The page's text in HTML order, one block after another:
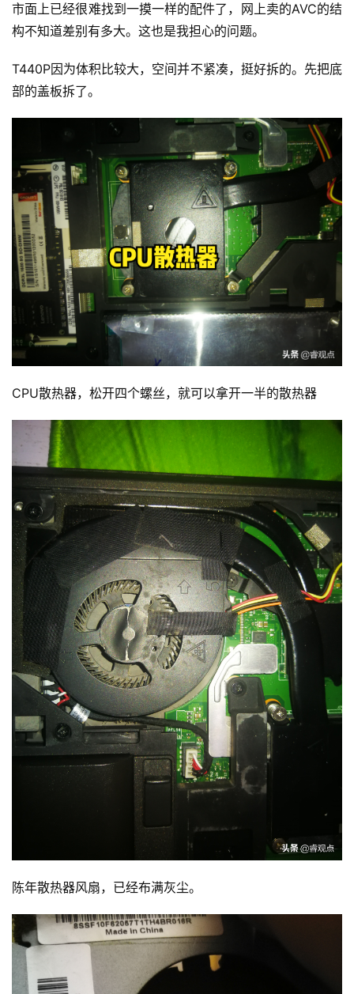
市面上已经很难找到一摸一样的配件了，网上卖的AVC的结
构不知道差别有多大。这也是我担心的问题。
T440P因为体积比较大，空间并不紧凑，挺好拆的。先把底
部的盖板拆了。
CPU散热器，松开四个螺丝，就可以拿开一半的散热器
陈年散热器风扇，已经布满灰尘。